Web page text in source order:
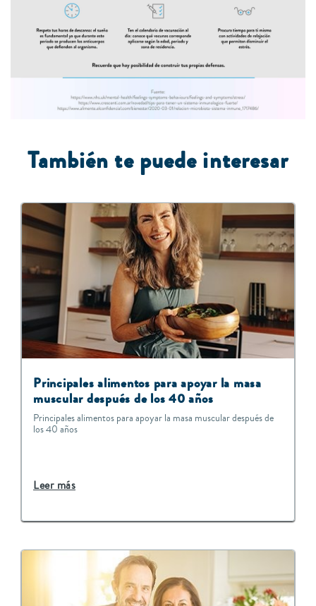
También te puede interesar
Principales alimentos para apoyar la masa
muscular después de los 40 años
Principales alimentos para apoyar la masa muscular después de
los 40 años
Leer más